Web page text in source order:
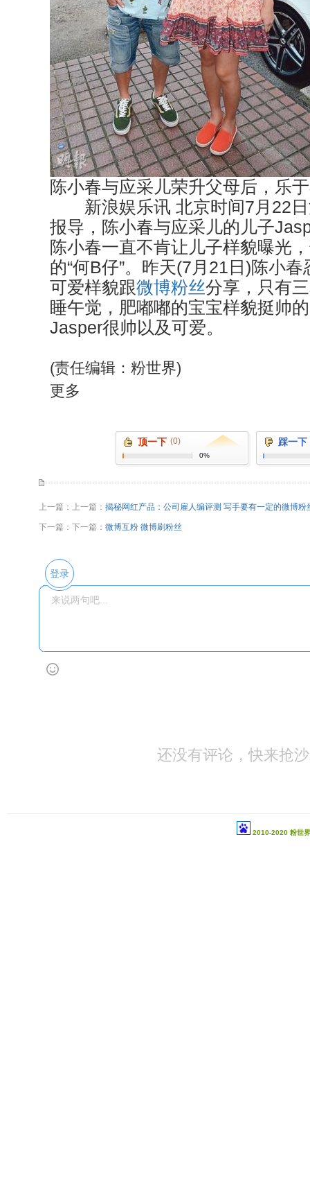
陈小春与应采儿荣升父母后，乐
新浪娱乐讯 北京时间7月22日
报导，陈小春与应采儿的儿子
陈小春一直不肯让儿子样貌曝光
的“何B仔”。昨天(7月21日)陈小
可爱样貌跟微博粉丝分享，只有
睡午觉，肥嘟嘟的宝宝样貌挺帅
Jasper很帅以及可爱。
(责任编辑：粉世界)
更多
顶一下 (0)
0%
踩一下
上一篇：上一篇： 揭秘网红产品：公司雇人编评测 写手要有一定的微博粉
下一篇：下一篇： 微博互粉 微博刷粉丝
登录
还没有评论，快来抢
2010-2020 粉世